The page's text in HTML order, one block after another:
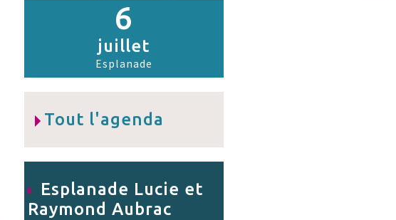
6
juillet
Esplanade
Tout l'agenda
Esplanade Lucie et
Raymond Aubrac